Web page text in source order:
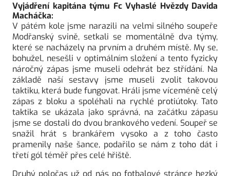
Vyjádření kapitána týmu Fc Vyhaslé Hvězdy Davida
Macháčka:
V pátém kole jsme narazili na velmi silného soupeře
Modřanský svině, setkali se momentálně dva týmy,
které se nacházely na prvním a druhém místě. My se,
bohužel, nesešli v optimálním složení a tento fyzicky
náročný zápas jsme museli odehrát bez střídání. Na
základě naší sestavy jsme museli zvolit takovou
taktiku, která bude fungovat. Hráli jsme víceméně celý
zápas z bloku a spoléhali na rychlé protiútoky. Tato
taktika se ukázala jako správná, na začátku zápasu
jsme se dostali do dvou brankového vedení. Soupeř se
snažil hrát s brankářem vysoko a z toho často
pramenily naše šance, podařilo se nám z toho dát i
třetí gól téměř přes celé hřiště.
Druhý poločas už od nás po fotbalové stránce hezký